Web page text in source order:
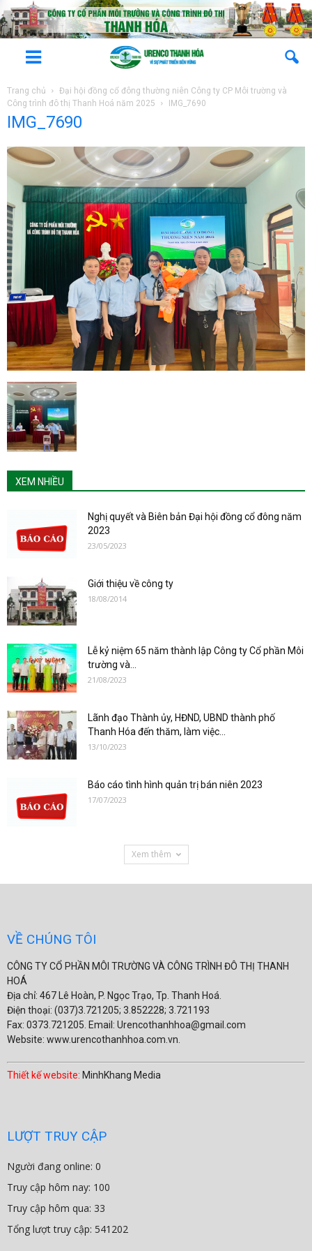
Trang chủ
Đại hội đồng cổ đông thường niên Công ty CP Môi trường và
Công trình đô thị Thanh Hoá năm 2025
IMG_7690
IMG_7690
XEM NHIỀU
Nghị quyết và Biên bản Đại hội đồng cổ đông năm
2023
23/05/2023
Giới thiệu về công ty
18/08/2014
Lễ kỷ niệm 65 năm thành lập Công ty Cổ phần Môi
trường và...
21/08/2023
Lãnh đạo Thành ủy, HĐND, UBND thành phố
Thanh Hóa đến thăm, làm việc...
13/10/2023
Báo cáo tình hình quản trị bán niên 2023
17/07/2023
Xem thêm
VỀ CHÚNG TÔI
CÔNG TY CỔ PHẦN MÔI TRƯỜNG VÀ CÔNG TRÌNH ĐÔ THỊ THANH
HOÁ
Địa chỉ: 467 Lê Hoàn, P. Ngọc Trạo, Tp. Thanh Hoá.
Điện thoại: (037)3.721205; 3.852228; 3.721193
Fax: 0373.721205. Email: Urencothanhhoa@gmail.com
Website: www.urencothanhhoa.com.vn.
Thiết kế website: MinhKhang Media
LƯỢT TRUY CẬP
Người đang online: 0
Truy cập hôm nay: 100
Truy cập hôm qua: 33
Tổng lượt truy cập: 541202